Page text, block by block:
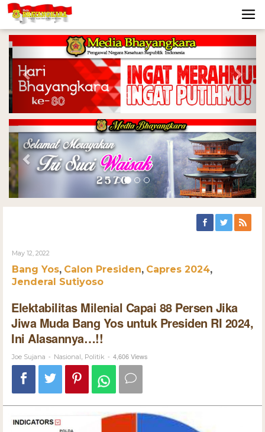
Previous Next
Previous Next
May 12, 2022
Bang Yos, Calon Presiden, Capres 2024,
Jenderal Sutiyoso
Elektabilitas Milenial Capai 88 Persen Jika
Jiwa Muda Bang Yos untuk Presiden RI 2024,
Ini Alasannya…!!
Joe Sujana - Nasional Politik - 4,606 Views